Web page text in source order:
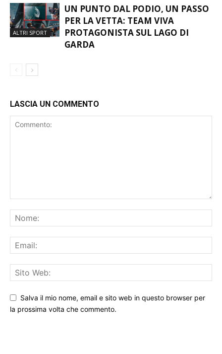
UN PUNTO DAL PODIO, UN PASSO
PER LA VETTA: TEAM VIVA
PROTAGONISTA SUL LAGO DI
LASCIA UN COMMENTO
Salva il mio nome, email e sito web in questo browser per